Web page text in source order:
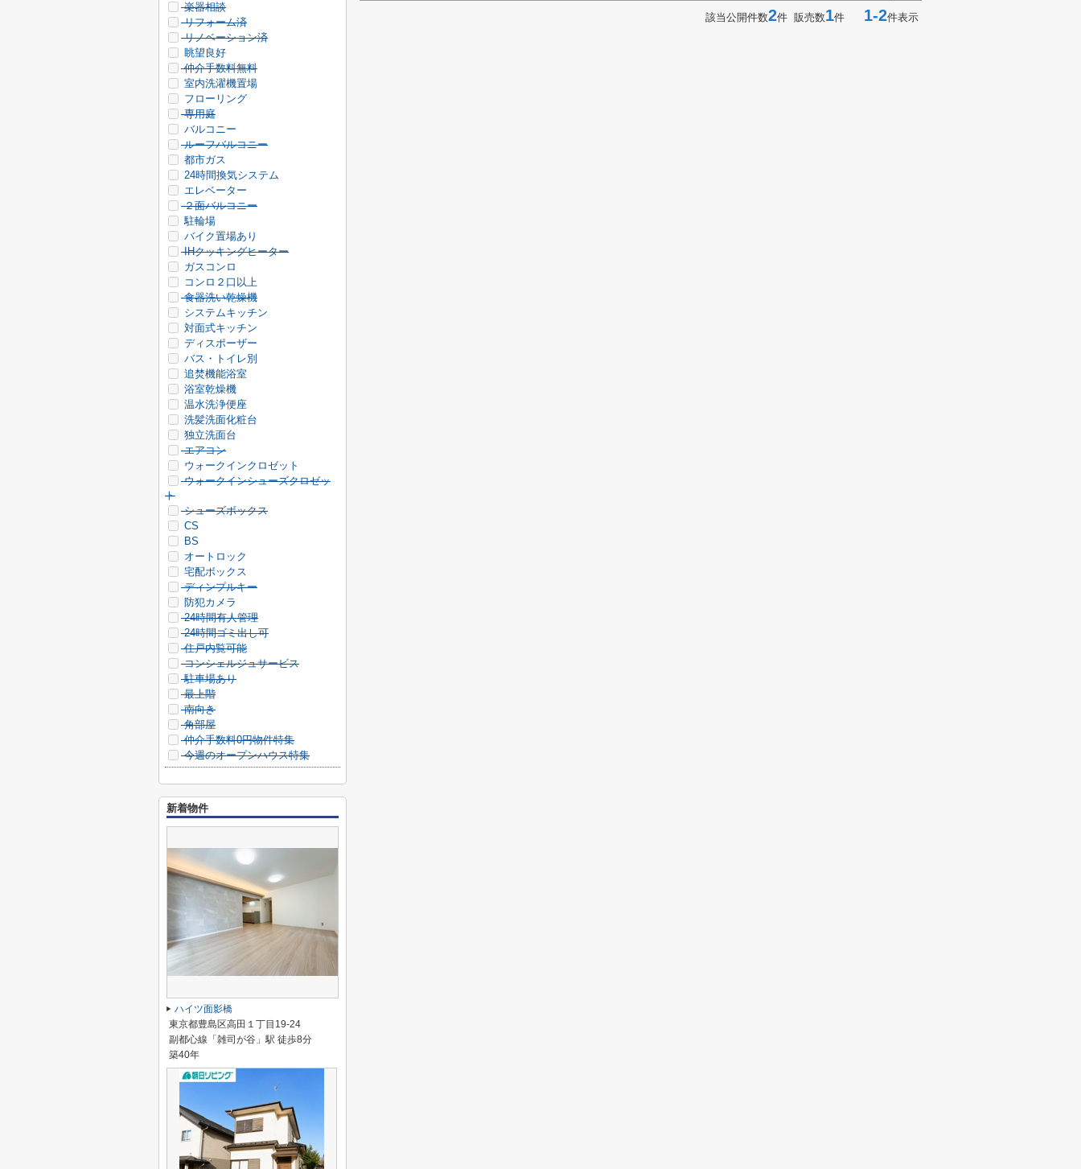
該当公開件数2件 販売数1件 1-2件表示
楽器相談
リフォーム済
リノベーション済
眺望良好
仲介手数料無料
室内洗濯機置場
フローリング
専用庭
バルコニー
ルーフバルコニー
都市ガス
24時間換気システム
エレベーター
２面バルコニー
駐輪場
バイク置場あり
IHクッキングヒーター
ガスコンロ
コンロ２口以上
食器洗い乾燥機
システムキッチン
対面式キッチン
ディスポーザー
バス・トイレ別
追焚機能浴室
浴室乾燥機
温水洗浄便座
洗髪洗面化粧台
独立洗面台
エアコン
ウォークインクロゼット
ウォークインシューズクロゼッ
ト
シューズボックス
CS
BS
オートロック
宅配ボックス
ディンプルキー
防犯カメラ
24時間有人管理
24時間ゴミ出し可
住戸内覧可能
コンシェルジュサービス
駐車場あり
最上階
南向き
角部屋
仲介手数料0円物件特集
今週のオープンハウス特集
新着物件
ハイツ面影橋
東京都豊島区高田１丁目19-24
副都心線「雑司が谷」駅 徒歩8分
築40年